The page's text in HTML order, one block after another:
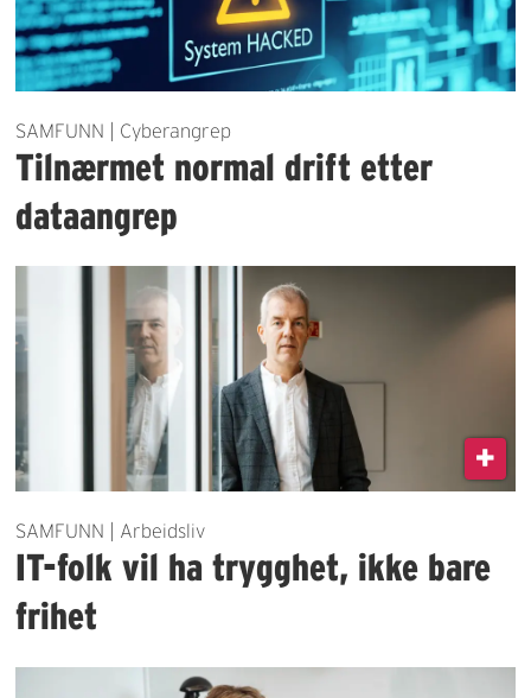
SAMFUNN | Cyberangrep
Tilnærmet normal drift etter
dataangrep
SAMFUNN | Arbeidsliv
IT-folk vil ha trygghet, ikke bare
frihet